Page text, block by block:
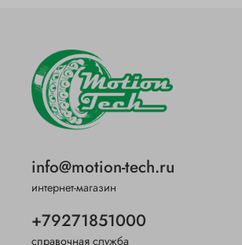
info@motion-tech.ru
интернет-магазин
+79271851000
справочная служба